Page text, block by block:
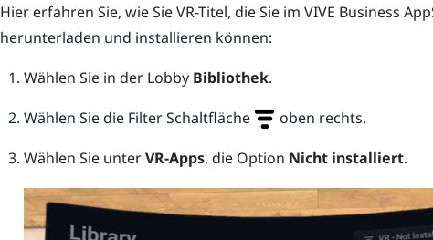
Hier erfahren Sie, wie Sie VR-Titel, die Sie im VIVE Business
herunterladen und installieren können:
Wählen Sie in der Lobby Bibliothek.
Wählen Sie die Filter Schaltfläche
oben rechts.
Wählen Sie unterVR-Apps, die Option Nicht installiert.